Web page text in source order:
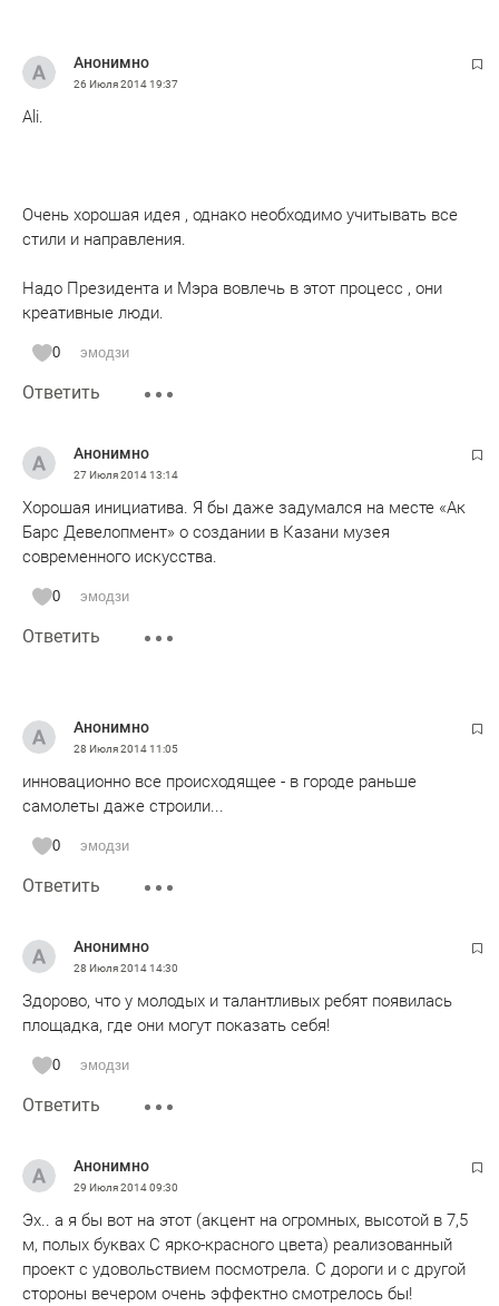
Анонимно
26 Июля 201419:37
Ali.
Очень хорошая идея , однако необходимо учитывать все
стили и направления.
Надо Президента и Мэра вовлечь в этот процесс , они
креативные люди.
0 эмодзи
Ответить
Анонимно
27 Июля 201413:14
Хорошая инициатива. Я бы даже задумался на месте «Ак
Барс Девелопмент» о создании в Казани музея
современного искусства.
0 эмодзи
Ответить
Анонимно
28 Июля 201411:05
инновационно все происходящее - в городе раньше
самолеты даже строили...
0 эмодзи
Ответить
Анонимно
28 Июля 201414:30
Здорово, что у молодых и талантливых ребят появилась
площадка, где они могут показать себя!
0 эмодзи
Ответить
Анонимно
29 Июля 201409:30
Эх.. а я бы вот на этот (акцент на огромных, высотой в 7,5
м, полых буквах С ярко-красного цвета) реализованный
проект с удовольствием посмотрела. С дороги и с другой
стороны вечером очень эффектно смотрелось бы!